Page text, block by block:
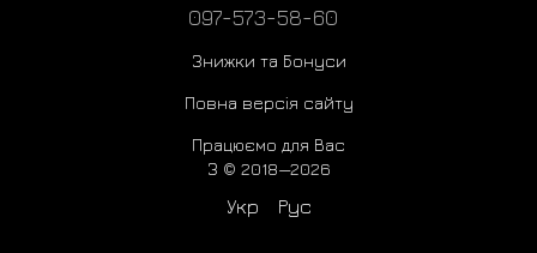
097-573-58-60
Знижки та Бонуси
Повна версія сайту
Працюємо для Вас
З © 2018—2026
Укр Рус